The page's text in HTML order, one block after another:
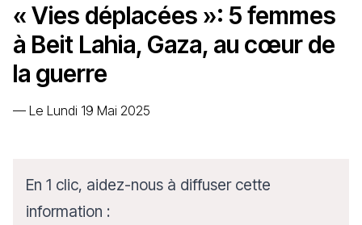
« Vies déplacées »: 5 femmes
à Beit Lahia, Gaza, au cœur de
la guerre
— Le Lundi 19 Mai 2025
En 1 clic, aidez-nous à diffuser cette
information :